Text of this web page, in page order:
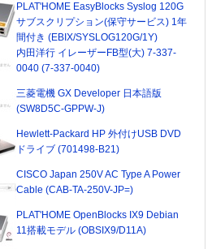
PLAT'HOME EasyBlocks Syslog 120G
サブスクリプション(保守サービス) 1年
間付き (EBIX/SYSLOG120G/1Y)
内田洋行 イレーザーFB型(大) 7-337-
0040 (7-337-0040)
三菱電機 GX Developer 日本語版
(SW8D5C-GPPW-J)
Hewlett-Packard HP 外付けUSB DVD
ドライブ (701498-B21)
CISCO Japan 250V AC Type A Power
Cable (CAB-TA-250V-JP=)
PLAT'HOME OpenBlocks IX9 Debian
11搭載モデル (OBSIX9/D11A)